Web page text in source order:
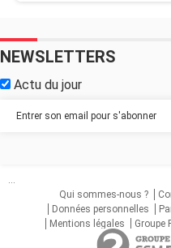
NEWSLETTERS
Actu du jour
...
Qui sommes-nous ?
Données personnelles
Mentions légales
Groupe